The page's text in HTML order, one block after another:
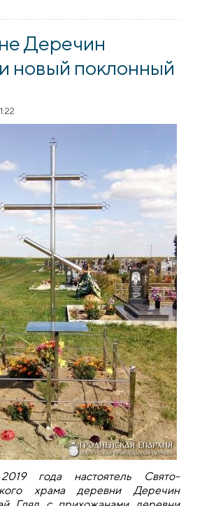
святого благоверного князя
Александра Невского д. Провожа
Деречин
новый поклонный
года настоятель Свято-
храма деревни Деречин